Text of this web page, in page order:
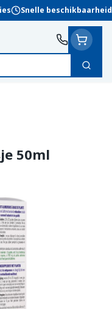
Snelle beschikbaarheid
Zoek
50ml